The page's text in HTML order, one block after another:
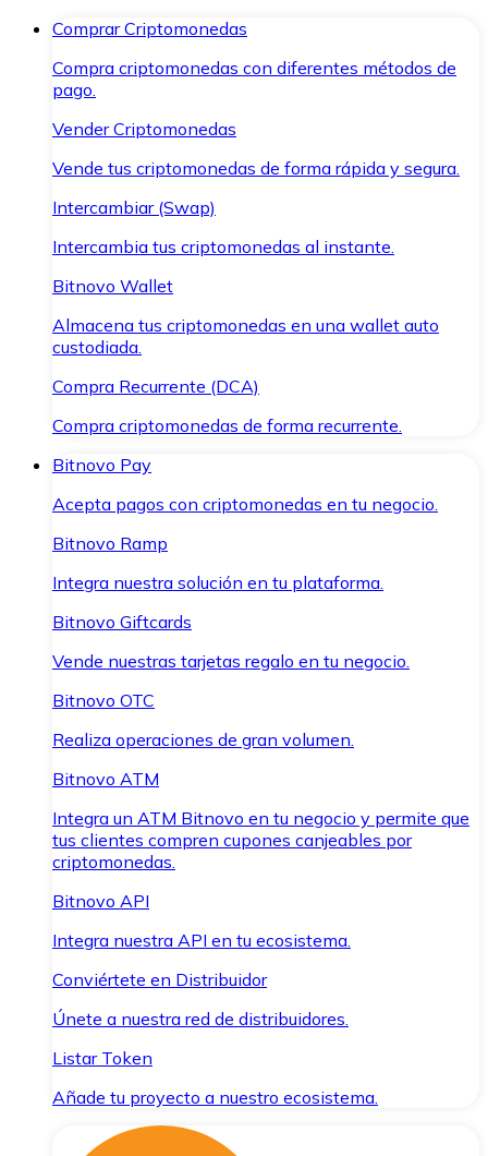
Comprar Criptomonedas
Compra criptomonedas con diferentes métodos de
pago.
Vender Criptomonedas
Vende tus criptomonedas de forma rápida y segura.
Intercambiar (Swap)
Intercambia tus criptomonedas al instante.
Bitnovo Wallet
Almacena tus criptomonedas en una wallet auto
custodiada.
Compra Recurrente (DCA)
Compra criptomonedas de forma recurrente.
Bitnovo Pay
Acepta pagos con criptomonedas en tu negocio.
Bitnovo Ramp
Integra nuestra solución en tu plataforma.
Bitnovo Giftcards
Vende nuestras tarjetas regalo en tu negocio.
Bitnovo OTC
Realiza operaciones de gran volumen.
Bitnovo ATM
Integra un ATM Bitnovo en tu negocio y permite que
tus clientes compren cupones canjeables por
criptomonedas.
Bitnovo API
Integra nuestra API en tu ecosistema.
Conviértete en Distribuidor
Únete a nuestra red de distribuidores.
Listar Token
Añade tu proyecto a nuestro ecosistema.